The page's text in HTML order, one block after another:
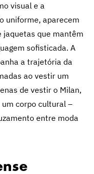
visual e a
uniforme, aparecem
jaquetas que mantêm
sofisticada. A
a trajetória da
ao vestir um
de vestir o Milan,
corpo cultural –
entre moda